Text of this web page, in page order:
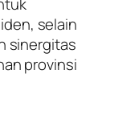
selain
sinergitas
provinsi